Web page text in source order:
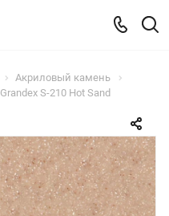
Акриловый камень
Grandex S-210 Hot Sand